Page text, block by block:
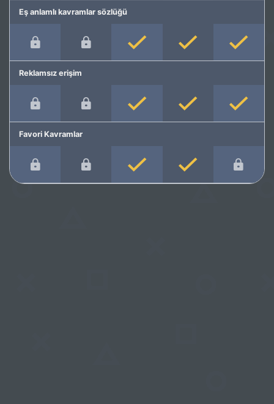
Eş anlamlı kavramlar sözlüğü
Reklamsız erişim
Favori Kavramlar